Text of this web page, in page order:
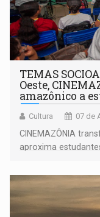
TEMAS
Oeste,
amazônico a
Cultura 07 de
CINEMAZÔNIA
aproxima